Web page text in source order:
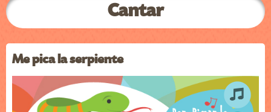
Cantar
Me pica la serpiente